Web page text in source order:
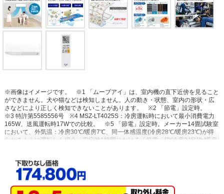
※画像はイメージです。
※1 「ムーブアイ」は、室内機の直下近傍を見ること
ができません。犬や猫などは検知しません。人の動き・状態、室内の形状・広
さなどにより正しく検知できないことがあります。
※2 「節電」設定時。
※3 特許第5585556号
※4 MSZ-LT4025S：冷房運転時において最小消費電力
165W、送風運転時17Wでの比較。
※5 「節電」設定時。メーカー14畳試験室
において、外気温：冷房30℃/暖房7℃、同一体感温度(冷房28℃/暖房23℃)が得
られるように運転した場合。安定時1時間における「節電」切(冷房245Wh/暖房
ものではありません。
していない。0.3μｍ未満の微小粒子状物質は除去未確認。
ドナノコーティング」なしとありのエアコンでそれぞれ10年使用後の汚れを想
定 ※12 特許第4698721号 他
※13 エアコン内部のオゾン濃度0.1ppm未